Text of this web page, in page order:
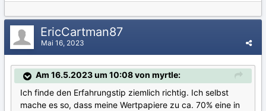
EricCartman87
Mai 16, 2023
Am 16.5.2023 um 10:08 von myrtle:
Ich finde den Erfahrungstip ziemlich richtig. Ich selbst
mache es so, dass meine Wertpapiere zu ca. 70% eine in